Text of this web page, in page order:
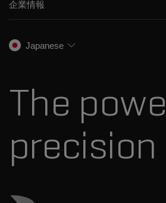
スペクトルライブラリ
法医学ソリューション
トレーニング
キャリア
企業情報
プレスリリース
Japanese
The
precision